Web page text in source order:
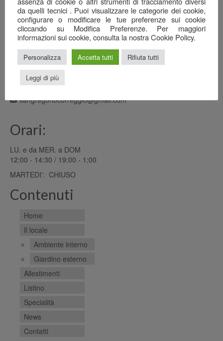
Ristorante Pizzeria
SAN GREGORIO srl
Via Cottafavi, 11
42015 Correggio (RE)
348 3969456
0522 082778
sangregoriocorreggio@gmail.com
Orari:
LU. e da MER. a DOM
12:00 - 14:30 / 19:00 - 1:00
MARTEDI': CHIUSO
Contenuti
Home
Il locale
Ambiente interno
Giardino esterno
Allestimenti
Listino
Specialità
News
Contatti
da quelli tecnici . Puoi visualizzare le categorie dei cookie,
configurare o modificare le tue preferenze sui cookie
cliccando su Modifica Preferenze. Per maggiori
informazioni sui cookie, consulta la nostra Cookie Policy.
Personalizza Accetta tutti Rifiuta tutti
Leggi di più